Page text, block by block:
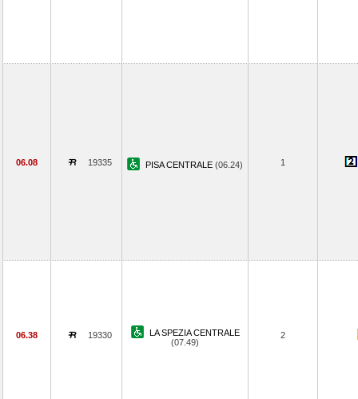
06.08 19335 PISA CENTRALE (06.24) 1
06.38 19330
LA SPEZIA CENTRALE
(07.49)
2